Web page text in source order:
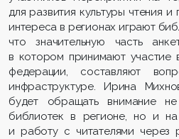
для развития культуры чтения
интереса в регионах играют
что значительную часть
в котором принимают участие
федерации, составляют
инфраструктуре. Ирина
будет обращать внимание
библиотек в регионе, но и
и работу с читателями через